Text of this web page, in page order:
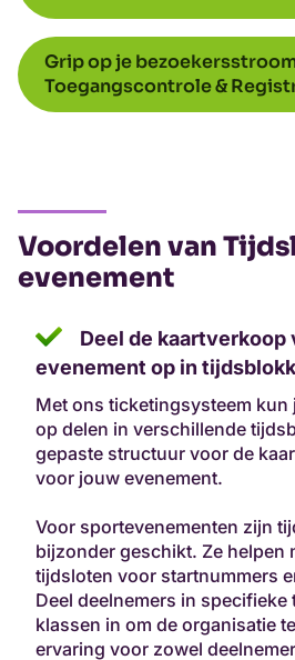
Grip op je
Toegangscontrole &
Voordelen van
evenement
Deel de kaartverkoop
evenement op in
Met ons ticketingsysteem kun
op delen in verschillende
gepaste structuur voor de
voor jouw evenement.
Voor sportevenementen zijn
bijzonder geschikt. Ze helpen
tijdsloten voor startnummers
Deel deelnemers in
klassen in om de organisatie
ervaring voor zowel